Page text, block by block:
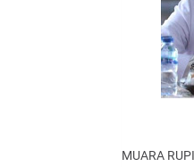
MUARA